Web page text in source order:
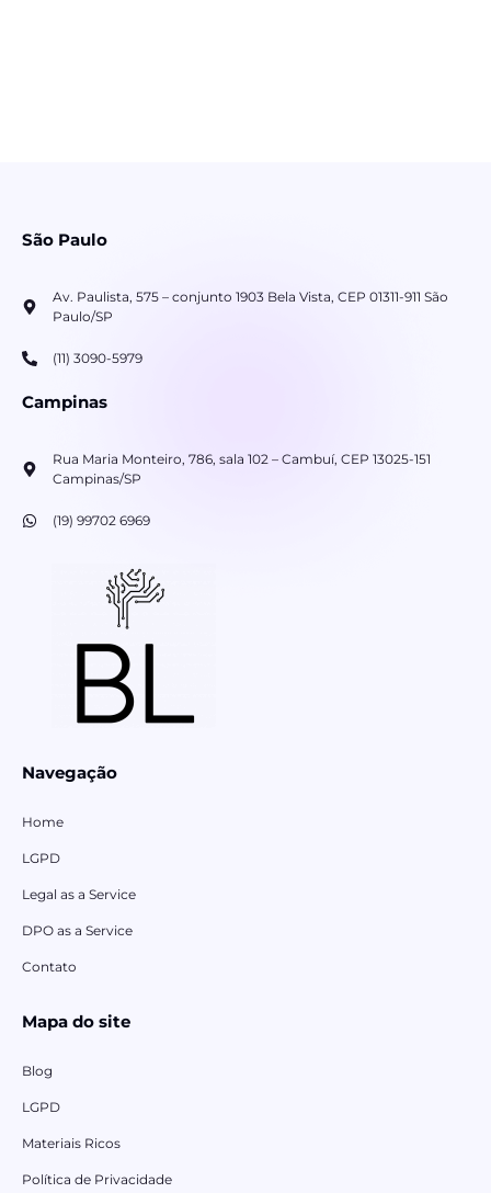
São Paulo
Av. Paulista, 575 – conjunto 1903 Bela Vista, CEP 01311-911 São
Paulo/SP
(11) 3090-5979
Campinas
Rua Maria Monteiro, 786, sala 102 – Cambuí, CEP 13025-151
Campinas/SP
(19) 99702 6969
Navegação
Home
LGPD
Legal as a Service
DPO as a Service
Contato
Mapa do site
Blog
LGPD
Materiais Ricos
Política de Privacidade